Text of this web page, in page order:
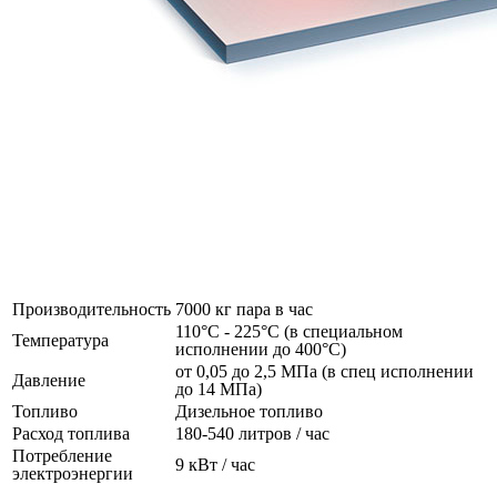
Производительность 7000 кг пара в час
Температура
110°C - 225°C (в специальном
исполнении до 400°C)
Давление
от 0,05 до 2,5 МПа (в спец исполнении
до 14 МПа)
Топливо
Дизельное топливо
Расход топлива
180-540 литров / час
Потребление
электроэнергии
9 кВт / час